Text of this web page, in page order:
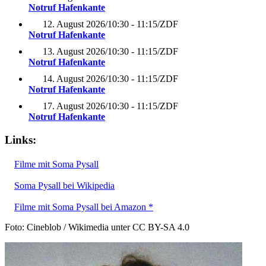
Notruf Hafenkante
12. August 2026/10:30 - 11:15/ZDF
Notruf Hafenkante
13. August 2026/10:30 - 11:15/ZDF
Notruf Hafenkante
14. August 2026/10:30 - 11:15/ZDF
Notruf Hafenkante
17. August 2026/10:30 - 11:15/ZDF
Notruf Hafenkante
Links:
Filme mit Soma Pysall
Soma Pysall bei Wikipedia
Filme mit Soma Pysall bei Amazon *
Foto: Cineblob / Wikimedia unter CC BY-SA 4.0